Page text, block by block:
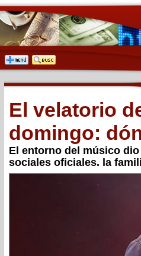
El velatorio
domingo:
El entorno del músico
sociales oficiales. la